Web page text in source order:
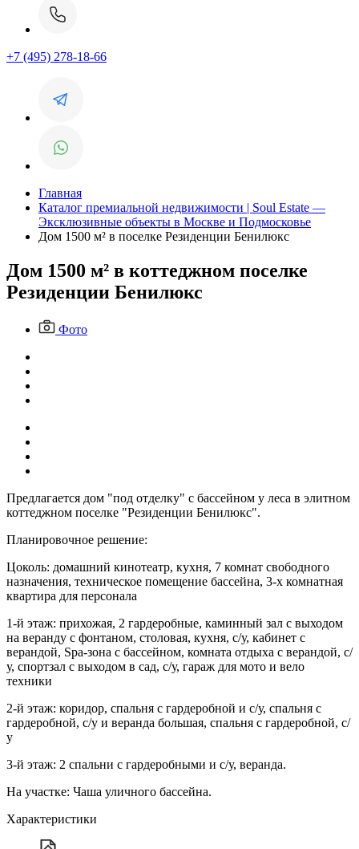
+7 (495) 278-18-66
Главная
Каталог премиальной недвижимости | Soul Estate —
Эксклюзивные объекты в Москве и Подмосковье
Дом 1500 м² в поселке Резиденции Бенилюкс
Дом 1500 м² в коттеджном поселке
Резиденции Бенилюкс
Фото
Предлагается дом "под отделку" с бассейном у леса в элитном
коттеджном поселке "Резиденции Бенилюкс".
Планировочное решение:
Цоколь: домашний кинотеатр, кухня, 7 комнат свободного
назначения, техническое помещение бассейна, 3-х комнатная
квартира для персонала
1-й этаж: прихожая, 2 гардеробные, каминный зал с выходом
на веранду с фонтаном, столовая, кухня, с/у, кабинет с
верандой, Spa-зона с бассейном, комната отдыха с верандой, с/
у, спортзал с выходом в сад, с/у, гараж для мото и вело
техники
2-й этаж: коридор, спальня с гардеробной и с/у, спальня с
гардеробной, с/у и веранда большая, спальня с гардеробной, с/
у
3-й этаж: 2 спальни с гардеробными и с/у, веранда.
На участке: Чаша уличного бассейна.
Характеристики